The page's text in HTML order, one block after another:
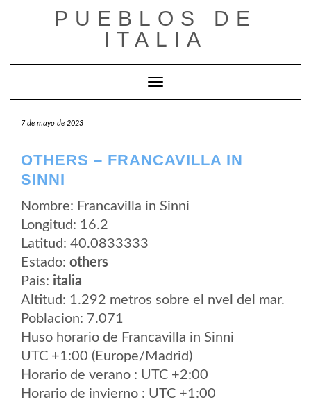
PUEBLOS DE
ITALIA
Cambiar modo de navegación
7 de mayo de 2023
OTHERS – FRANCAVILLA IN
SINNI
Nombre: Francavilla in Sinni
Longitud: 16.2
Latitud: 40.0833333
Estado: others
Pais: italia
Altitud: 1.292 metros sobre el nvel del mar.
Poblacion: 7.071
Huso horario de Francavilla in Sinni
UTC +1:00 (Europe/Madrid)
Horario de verano : UTC +2:00
Horario de invierno : UTC +1:00